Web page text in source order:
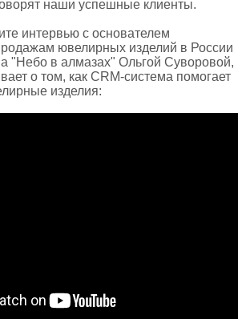
наши успешные клиенты.
интервью с основателем
ювелирных изделий в России
"Небо в алмазах" Ольгой Суворовой,
о том, как CRM-система помогает
изделия: